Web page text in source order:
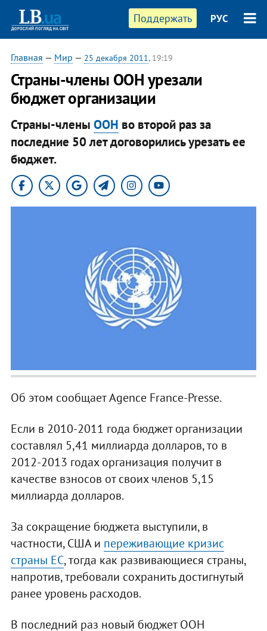
Поддержать РУС
Главная — Мир — 25 декабря 2011, 19:19
Страны-члены ООН урезали
бюджет организации
Страны-члены ООН во второй раз за
последние 50 лет договорились урезать ее
бюджет.
Об этом сообщает Agence France-Presse.
Если в 2010-2011 года бюджет организации
составлял 5,41 миллиарда долларов, то в
2012-2013 годах организация получит в
качестве взносов от своих членов 5,15
миллиарда долларов.
За сокращение бюджета выступили, в
частности, США и переживающие кризис
страны ЕС, тогда как развивающиеся страны,
напротив, требовали сохранить достигнутый
ранее уровень расходов.
В последний раз новый бюджет ООН